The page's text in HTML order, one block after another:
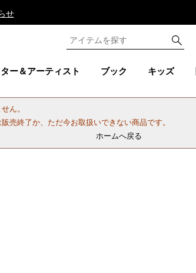
せ
ー＆アーティスト ブック キッズ
ん。
売終了か、ただ今お取扱いできない商品です。
ホームへ戻る